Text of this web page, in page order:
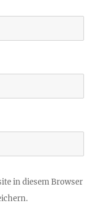
in diesem Browser